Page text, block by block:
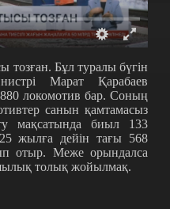
тозған. Бұл туралы бүгін
Марат Қарабаев
локомотив бар. Соның
санын қамтамасыз
мақсатында биыл 133
жылға дейін тағы 568
отыр. Меже орындалса
толық жойылмақ.